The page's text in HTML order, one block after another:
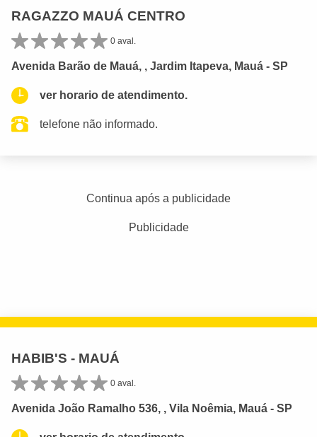
RAGAZZO MAUÁ CENTRO
0 aval.
Avenida Barão de Mauá, , Jardim Itapeva, Mauá - SP
ver horario de atendimento.
telefone não informado.
Continua após a publicidade
Publicidade
HABIB'S - MAUÁ
0 aval.
Avenida João Ramalho 536, , Vila Noêmia, Mauá - SP